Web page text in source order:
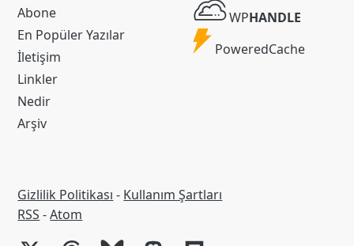
Abone
En Popüler Yazılar
İletişim
Linkler
Nedir
Arşiv
WP
Handle
WPHANDLE
Powered
PoweredCache
Gizlilik Politikası - Kullanım Şartları
RSS
RSS -Atom